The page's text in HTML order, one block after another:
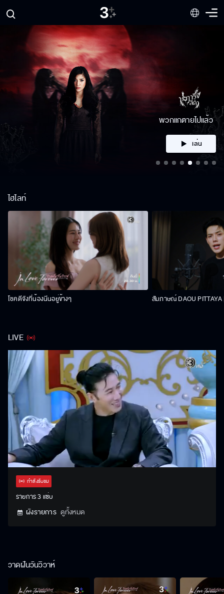
คลิก
ไฮไลท์
โชคดีจังที่น้องนีนอยู่ข้างๆ สัมภาษณ์ DAOU PITTAYA
LIVE
UnmuteStream Settings
กำลังรับชม
รายการ 3 แซ่บ
ผังรายการ ดูทั้งหมด
วาดฝันวันวิวาห์